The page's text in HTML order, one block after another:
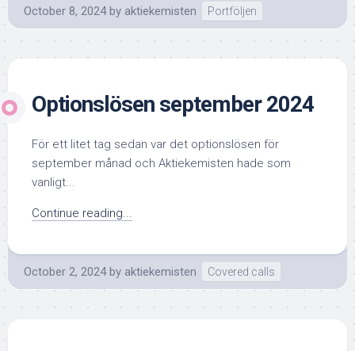
October 8, 2024 by aktiekemisten Portföljen
Optionslösen september 2024
För ett litet tag sedan var det optionslösen för
september månad och Aktiekemisten hade som
vanligt...
Continue reading...
October 2, 2024 by aktiekemisten Covered calls